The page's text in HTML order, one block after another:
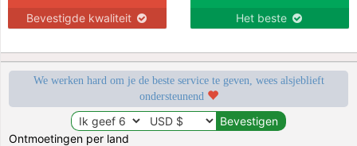
Bevestigde kwaliteit Het beste
We werken hard om je de beste service te geven, wees alsjeblieft
ondersteunend
Ontmoetingen per land